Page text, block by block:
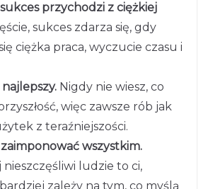
przychodzi z ciężkiej
sukces zdarza się, gdy
ciężka praca, wyczucie czasu i
Nigdy nie wiesz, co
więc zawsze rób jak
z teraźniejszości.
wszystkim.
nieszczęśliwi ludzie to ci,
zależy na tym, co myślą